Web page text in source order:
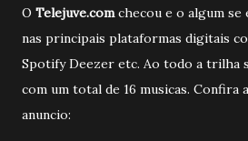
O Telejuve.com checou e o algum
nas principais plataformas digitais
Spotify Deezer etc. Ao todo a trilha
com um total de 16 musicas. Confira
anuncio: